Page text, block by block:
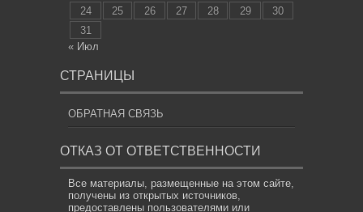
24
25 26 27 28 29
30
31
« Июл
СТРАНИЦЫ
ОБРАТНАЯ СВЯЗЬ
ОТКАЗ ОТ ОТВЕТСТВЕННОСТИ
Все материалы, размещенные на этом сайте,
получены из открытых источников,
предоставлены пользователями или